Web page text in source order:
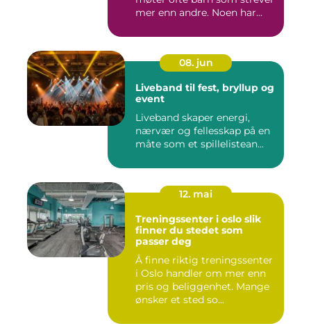
mer enn andre. Noen har...
08. jun
Liveband til fest, bryllup og
event
Liveband skaper energi,
nærvær og fellesskap på en
måte som et spillelistean...
12. mai
Treningssenter i oslo slik
finner du stedet som
passer deg
Å finne riktig treningssenter
i Oslo handler om mer enn
pris og beliggenhet. Mange
ønsker et sted so...